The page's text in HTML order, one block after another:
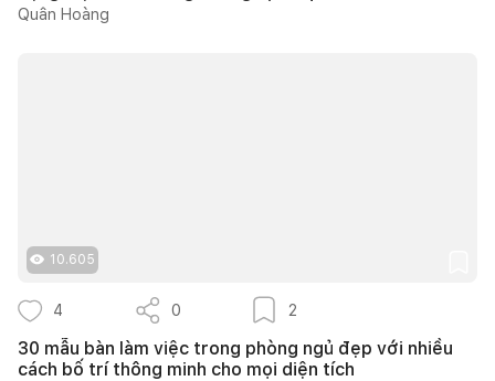
Quân Hoàng
10.605
4 0 2
30 mẫu bàn làm việc trong phòng ngủ đẹp với nhiều
cách bố trí thông minh cho mọi diện tích